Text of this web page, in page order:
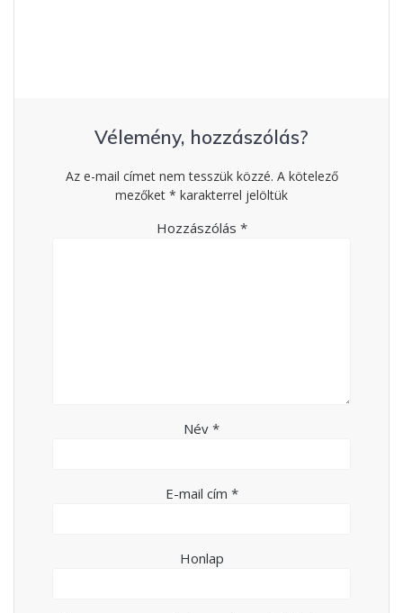
Vélemény, hozzászólás?
Az e-mail címet nem tesszük közzé. A kötelező
mezőket * karakterrel jelöltük
Hozzászólás *
Név *
E-mail cím *
Honlap